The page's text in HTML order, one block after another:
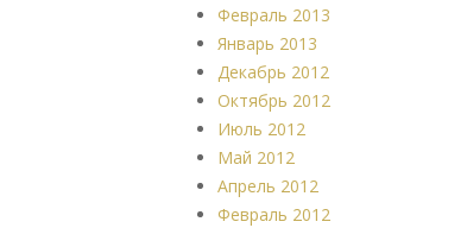
Февраль 2013
Январь 2013
Декабрь 2012
Октябрь 2012
Июль 2012
Май 2012
Апрель 2012
Февраль 2012